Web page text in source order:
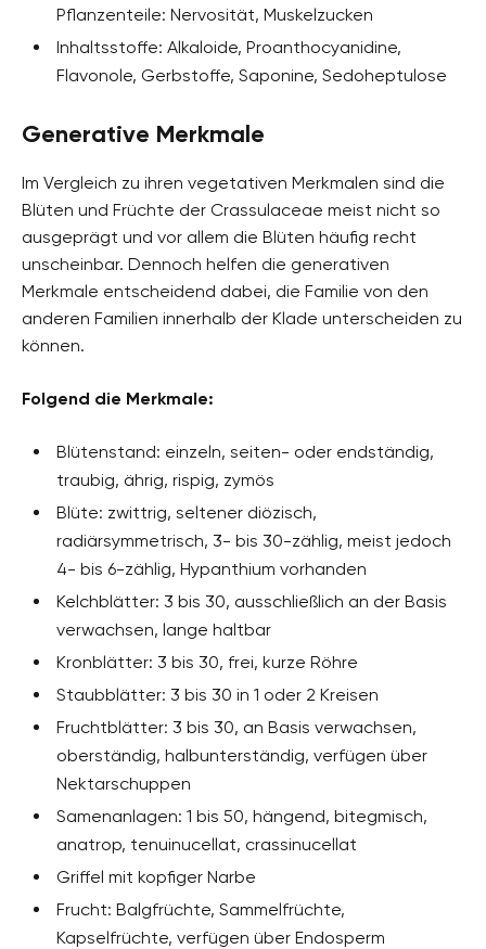
Pflanzenteile: Nervosität, Muskelzucken
Inhaltsstoffe: Alkaloide, Proanthocyanidine,
Flavonole, Gerbstoffe, Saponine, Sedoheptulose
Generative Merkmale
Im Vergleich zu ihren vegetativen Merkmalen sind die
Blüten und Früchte der Crassulaceae meist nicht so
ausgeprägt und vor allem die Blüten häufig recht
unscheinbar. Dennoch helfen die generativen
Merkmale entscheidend dabei, die Familie von den
anderen Familien innerhalb der Klade unterscheiden zu
können.
Folgend die Merkmale:
Blütenstand: einzeln, seiten- oder endständig,
traubig, ährig, rispig, zymös
Blüte: zwittrig, seltener diözisch,
radiärsymmetrisch, 3- bis 30-zählig, meist jedoch
4- bis 6-zählig, Hypanthium vorhanden
Kelchblätter: 3 bis 30, ausschließlich an der Basis
verwachsen, lange haltbar
Kronblätter: 3 bis 30, frei, kurze Röhre
Staubblätter: 3 bis 30 in 1 oder 2 Kreisen
Fruchtblätter: 3 bis 30, an Basis verwachsen,
oberständig, halbunterständig, verfügen über
Nektarschuppen
Samenanlagen: 1 bis 50, hängend, bitegmisch,
anatrop, tenuinucellat, crassinucellat
Griffel mit kopfiger Narbe
Frucht: Balgfrüchte, Sammelfrüchte,
Kapselfrüchte, verfügen über Endosperm